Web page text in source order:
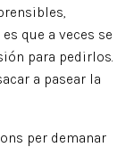
que a veces se
para pedirlos.
a pasear la
per demanar